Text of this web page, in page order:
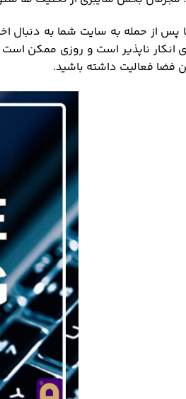
پس از حمله به سایت شما به دنبال
انکار ناپذیر است و روزی ممکن
فضا فعالیت داشته باشید.